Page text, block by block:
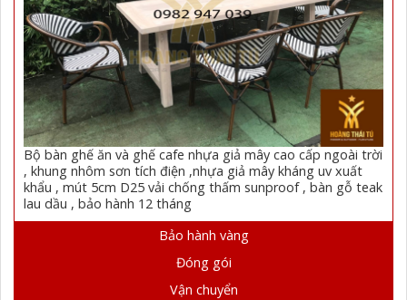
Bộ bàn ghế ăn và ghế cafe nhựa giả mây cao cấp ngoài trời
, khung nhôm sơn tích điện ,nhựa giả mây kháng uv xuất
khẩu , mút 5cm D25 vải chống thấm sunproof , bàn gỗ teak
lau dầu , bảo hành 12 tháng
Bảo hành vàng
Đóng gói
Vận chuyển